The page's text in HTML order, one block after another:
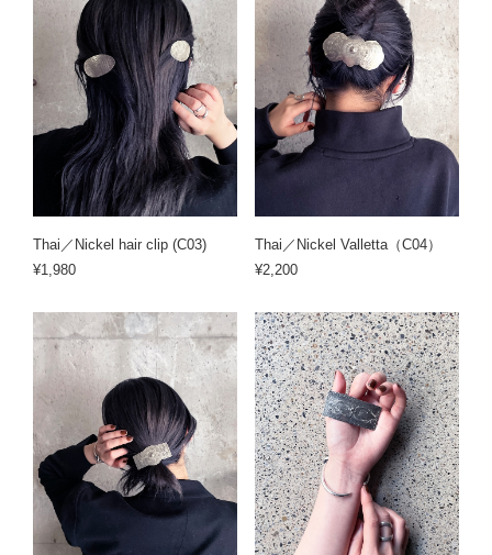
Thai／Nickel hair clip (C03)
¥1,980
Thai／Nickel Valletta（C04）
¥2,200